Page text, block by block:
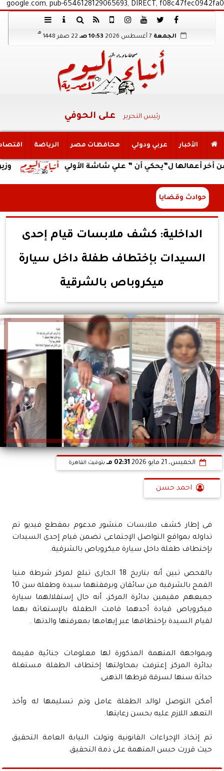
google.com, pub-6546128129065693, DIRECT, f08c47fec0942fa0
الجمعة 10:53 صـ 22 صفر 1448
هـ
رئيس التحرير على الحوفي
الأخبار عربي ودولي محافظات مصر الرياضة
وزير ل”يحكي أن ” علي شاشة الأولي
حوادث وقضايا
الداخلية: كشف ملابسات قيام إحدى
السيدات بإختطاف طفلة داخل سيارة
ميكروباص بالشرقية
الخميس، 21 مايو 2026 02:31 مـ بتوقيت القاهرة
احمد حسن
فى إطار كشف ملابسات منشور مدعوم بمقطع فيديو تم
تداوله بمواقع التواصل الإجتماعى تضمن قيام إحدى السيدات
بإختطاف طفلة داخل سيارة ميكروباص بالشرقية.
بالفحص تبين أنه بتاريخ 18 الجارى تبلغ لمركز شرطة منيا
القمح بالشرقية من سائقان وبرفقتهما سيدة وطفلة سن 10
جميعهم مقيمين بدائرة المركز، أنه حال إستقلالهما سيارة
ميكروباص قيادة أحدهما قامت الطفلة بالإستغاثة بهما
لقيام السيدة بإختطافها عبر إيهامها بمعرفتها والدتها .
وبمواجهة المتهمة المذكورة لها معلومات جنائية مقيمة
بدائرة المركز إعترفت بمحاولتها إختطاف الطفلة مستغلة
حداثة سنها لسرقة قرطها الذهبى.
أمكن التوصل لوالد الطفلة عامل وتم تسليمها له وأخذ
التعهد اللازم عليه بحسن رعايتها.
تم إتخاذ الإجراءات القانونية وتولت النيابة العامة التحقيق
حيث قررت حبس المتهمة على ذمة التحقيق.